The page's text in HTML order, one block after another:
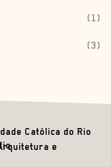
(1)
(3)
Católica do Rio
e